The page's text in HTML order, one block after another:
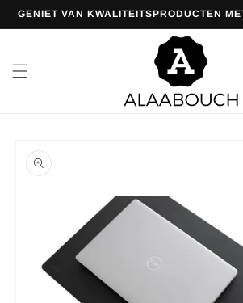
naar de
content
GENIET VAN KWALITEITSPRODUCTEN